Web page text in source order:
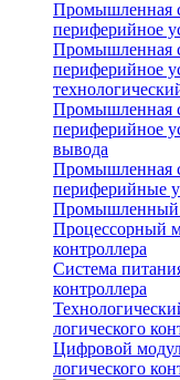
Промышленная
периферийное
Промышленная
периферийное
Промышленная
периферийное
вывода
Промышленная
периферийные
Промышленный
Процессорный
контроллера
Система
контроллера
логического
Цифровой
логического